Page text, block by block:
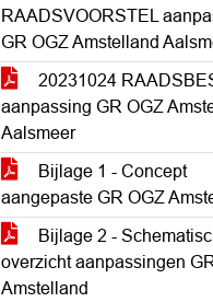
RAADSVOORSTEL
GR OGZ Amstelland
20231024
aanpassing GR OGZ
Aalsmeer
Bijlage 1 - Concept
aangepaste GR OGZ
Bijlage 2 -
overzicht aanpassingen
Amstelland